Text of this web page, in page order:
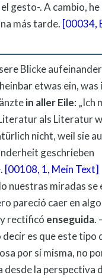
gesto-. A cambio,
más tarde. [00034,
Blicke
etwas ein,
in allerEile: „Ich
als Literatur
nicht, weil sie
geschrieben
[00108, 1, Mein Text]
nuestras miradas
pareció caer en
rectificó enseguida.
decir es que este tipo
por sí misma, no
desde la perspectiva